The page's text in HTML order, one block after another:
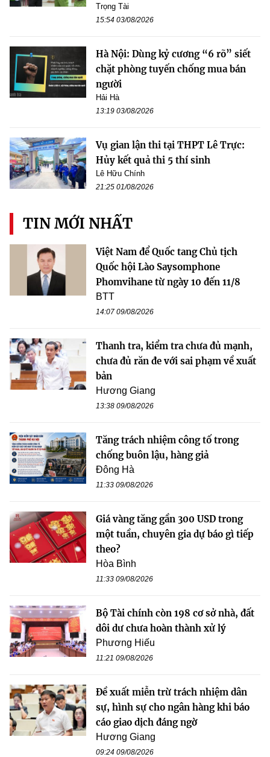
Trọng Tài
15:54 03/08/2026
Hà Nội: Dùng kỷ cương “6 rõ” siết
chặt phòng tuyến chống mua bán
người
Hải Hà
13:19 03/08/2026
Vụ gian lận thi tại THPT Lê Trực:
Hủy kết quả thi 5 thí sinh
Lê Hữu Chính
21:25 01/08/2026
TIN MỚI NHẤT
Việt Nam để Quốc tang Chủ tịch
Quốc hội Lào Saysomphone
Phomvihane từ ngày 10 đến 11/8
BTT
14:07 09/08/2026
Thanh tra, kiểm tra chưa đủ mạnh,
chưa đủ răn đe với sai phạm về xuất
bản
Hương Giang
13:38 09/08/2026
Tăng trách nhiệm công tố trong
chống buôn lậu, hàng giả
Đông Hà
11:33 09/08/2026
Giá vàng tăng gần 300 USD trong
một tuần, chuyên gia dự báo gì tiếp
theo?
Hòa Bình
11:33 09/08/2026
Bộ Tài chính còn 198 cơ sở nhà, đất
dôi dư chưa hoàn thành xử lý
Phương Hiếu
11:21 09/08/2026
Đề xuất miễn trừ trách nhiệm dân
sự, hình sự cho ngân hàng khi báo
cáo giao dịch đáng ngờ
Hương Giang
09:24 09/08/2026